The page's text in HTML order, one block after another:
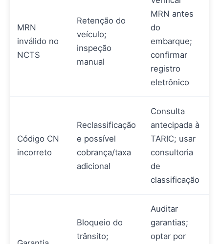
MRN
inválido no
NCTS
Retenção do
veículo;
inspeção
manual
MRN antes
do
embarque;
confirmar
registro
eletrônico
Código CN
incorreto
Reclassificação
e possível
cobrança/taxa
adicional
Consulta
antecipada à
TARIC; usar
consultoria
de
classificação
Bloqueio do
trânsito;
Auditar
garantias;
optar por